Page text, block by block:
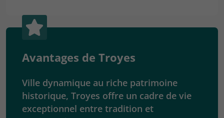
Avantages de Troyes
Ville dynamique au riche patrimoine
historique, Troyes offre un cadre de vie
exceptionnel entre tradition et